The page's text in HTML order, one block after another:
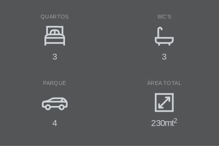
QUARTOS
3
WC'S
3
PARQUE
4
ÁREA TOTAL
230mt2